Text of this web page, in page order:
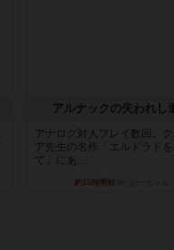
アルナックの失われし
アナログ対人プレイ数回。ク
ア先生の名作「エルドラドを
て」にあ...
約16時間前